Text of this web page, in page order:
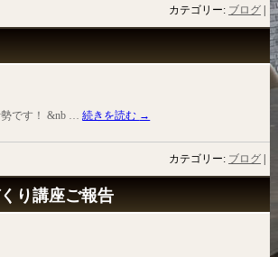
カテゴリー: ブログ
です！ &nb …続きを読む →
カテゴリー: ブログ
り講座ご報告